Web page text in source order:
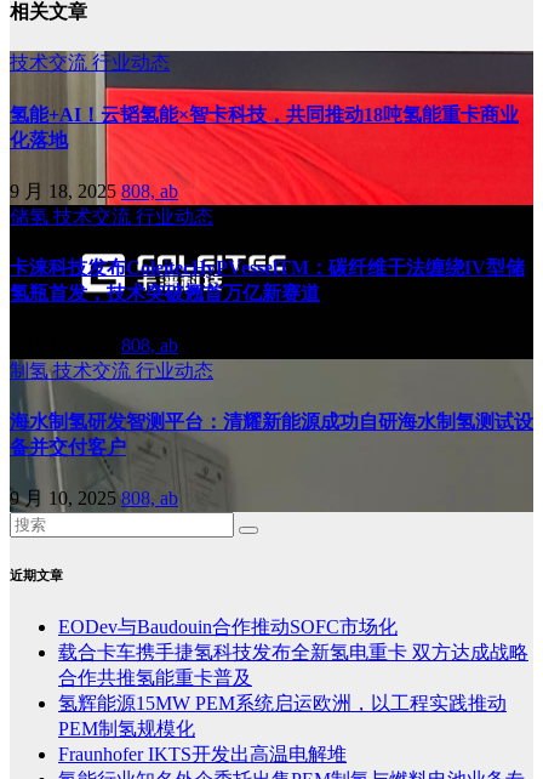
相关文章
技术交流 行业动态
氢能+AI！云韬氢能×智卡科技，共同推动18吨氢能重卡商业
化落地
9 月 18, 2025 808, ab
储氢 技术交流 行业动态
卡涞科技发布ColeitecHyPVesselTM：碳纤维干法缠绕IV型储
氢瓶首发，技术突破翘首万亿新赛道
808, ab
制氢技术交流 行业动态
海水制氢研发智测平台：清耀新能源成功自研海水制氢测试设
备并交付客户
9 月 10, 2025 808, ab
近期文章
EODev与Baudouin合作推动SOFC市场化
载合卡车携手捷氢科技发布全新氢电重卡 双方达成战略
合作共推氢能重卡普及
氢辉能源15MW PEM系统启运欧洲，以工程实践推动
PEM制氢规模化
Fraunhofer IKTS开发出高温电解堆